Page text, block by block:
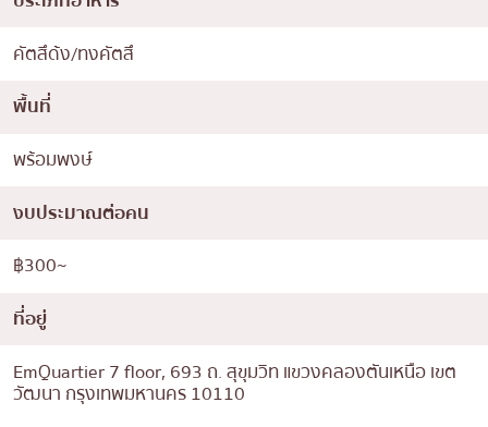
คัตสึด้ง/ทงคัตสึ
พื้นที่
พร้อมพงษ์
งบประมาณต่อคน
฿300~
ที่อยู่
EmQuartier 7 floor, 693 ถ. สุขุมวิท แขวงคลองตันเหนือ เขต
วัฒนา กรุงเทพมหานคร 10110